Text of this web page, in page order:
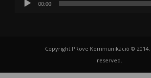
00:00
Copyright PRove Kommunikáció ©
reserved.